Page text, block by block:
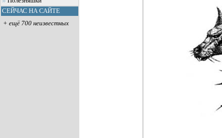
СЕЙЧАС НА САЙТЕ
+ ещё 700 неизвестных